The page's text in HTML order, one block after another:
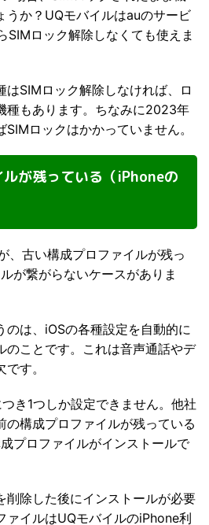
うか？UQモバイルはauのサービ
SIMロック解除しなくても使えま
はSIMロック解除しなければ、ロ
種もあります。ちなみに2023年
ロックはかかっていません。
が残っている（iPhoneの
、古い構成プロファイルが残っ
が繋がらないケースがありま
のは、iOSの各種設定を自動的に
のことです。これは音声通話やデ
す。
き1つしか設定できません。他社
の構成プロファイルが残っている
プロファイルがインストールで
削除した後にインストールが必要
ァイルはUQモバイルのiPhone利